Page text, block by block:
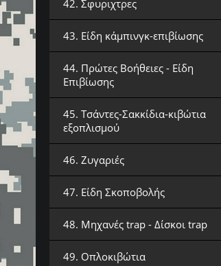
42. Σφυριχτρες
43. Είδη κάμπινγκ-επιβίωσης
44. Πρώτες Βοήθειες - Είδη
Επιβίωσης
45. Τσάντες-Σακκίδια-κιβώτια
εξοπλισμού
46. Ζυγαριές
47. Είδη Σκοποβολής
48. Μηχανές trap - Δίσκοι trap
49. Οπλοκιβώτια